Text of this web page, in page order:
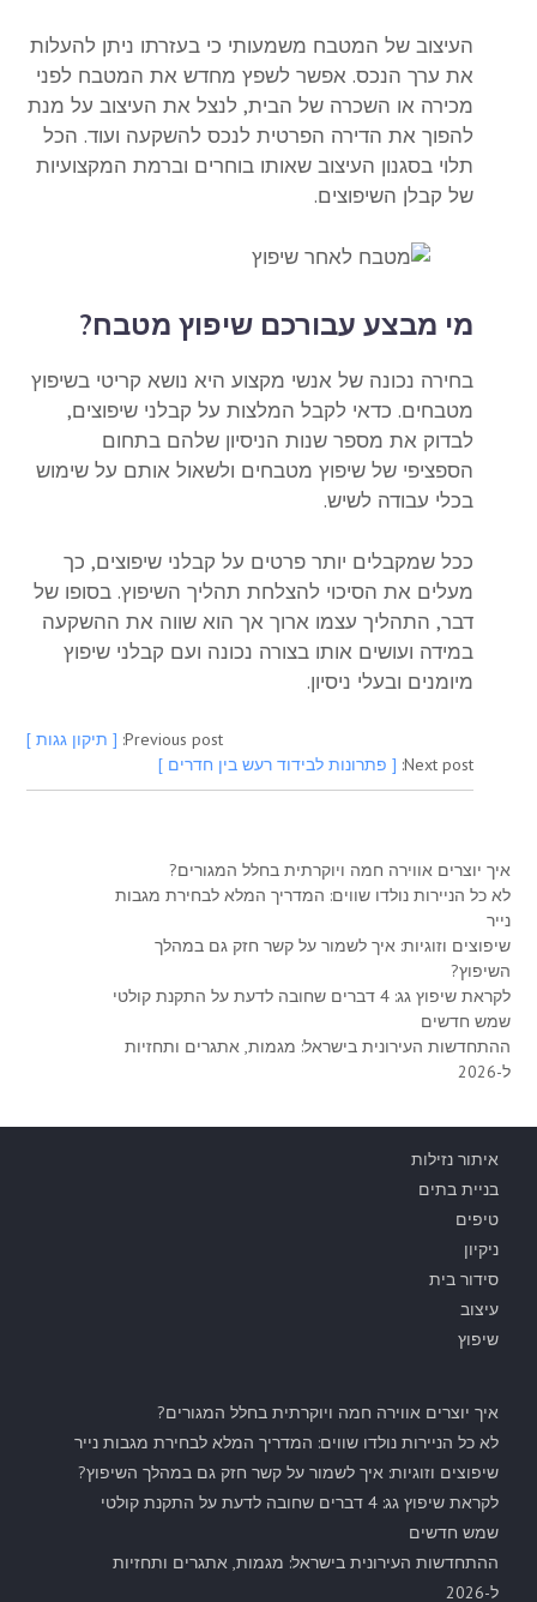
העיצוב של המטבח משמעותי כי בעזרתו ניתן להעלות
את ערך הנכס. אפשר לשפץ מחדש את המטבח לפני
מכירה או השכרה של הבית, לנצל את העיצוב על מנת
להפוך את הדירה הפרטית לנכס להשקעה ועוד. הכל
תלוי בסגנון העיצוב שאותו בוחרים וברמת המקצועיות
של קבלן השיפוצים.
מי מבצע עבורכם שיפוץ מטבח?
בחירה נכונה של אנשי מקצוע היא נושא קריטי בשיפוץ
מטבחים. כדאי לקבל המלצות על קבלני שיפוצים,
לבדוק את מספר שנות הניסיון שלהם בתחום
הספציפי של שיפוץ מטבחים ולשאול אותם על שימוש
בכלי עבודה לשיש.
ככל שמקבלים יותר פרטים על קבלני שיפוצים, כך
מעלים את הסיכוי להצלחת תהליך השיפוץ. בסופו של
דבר, התהליך עצמו ארוך אך הוא שווה את ההשקעה
במידה ועושים אותו בצורה נכונה ועם קבלני שיפוץ
מיומנים ובעלי ניסיון.
Previous post: [ תיקון גגות ]
Next post: [ פתרונות לבידוד רעש בין חדרים ]
איך יוצרים אווירה חמה ויוקרתית בחלל המגורים?
לא כל הניירות נולדו שווים: המדריך המלא לבחירת מגבות
נייר
שיפוצים וזוגיות: איך לשמור על קשר חזק גם במהלך
השיפוץ?
לקראת שיפוץ גג: 4 דברים שחובה לדעת על התקנת קולטי
שמש חדשים
ההתחדשות העירונית בישראל: מגמות, אתגרים ותחזיות
ל-2026
איתור נזילות
בניית בתים
טיפים
ניקיון
סידור בית
עיצוב
שיפוץ
איך יוצרים אווירה חמה ויוקרתית בחלל המגורים?
לא כל הניירות נולדו שווים: המדריך המלא לבחירת מגבות נייר
שיפוצים וזוגיות: איך לשמור על קשר חזק גם במהלך השיפוץ?
לקראת שיפוץ גג: 4 דברים שחובה לדעת על התקנת קולטי
שמש חדשים
ההתחדשות העירונית בישראל: מגמות, אתגרים ותחזיות
ל-2026